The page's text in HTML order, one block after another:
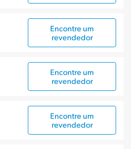
Encontre um
revendedor
Encontre um
revendedor
Encontre um
revendedor